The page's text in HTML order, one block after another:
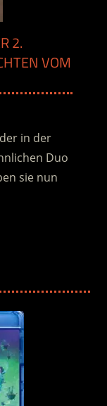
2.
VOM
in der
Duo
sie nun